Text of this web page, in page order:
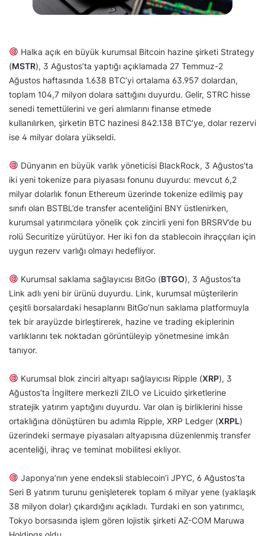
Halka açık en büyük kurumsal Bitcoin hazine şirketi Strategy
(MSTR), 3 Ağustos’ta yaptığı açıklamada 27 Temmuz-2
Ağustos haftasında 1.638 BTC’yi ortalama 63.957 dolardan,
toplam 104,7 milyon dolara sattığını duyurdu. Gelir, STRC hisse
senedi temettülerini ve geri alımlarını finanse etmede
kullanılırken, şirketin BTC hazinesi 842.138 BTC’ye, dolar rezervi
ise 4 milyar dolara yükseldi.
Dünyanın en büyük varlık yöneticisi BlackRock, 3 Ağustos’ta
iki yeni tokenize para piyasası fonunu duyurdu: mevcut 6,2
milyar dolarlık fonun Ethereum üzerinde tokenize edilmiş pay
sınıfı olan BSTBL’de transfer acenteliğini BNY üstlenirken,
kurumsal yatırımcılara yönelik çok zincirli yeni fon BRSRV’de bu
rolü Securitize yürütüyor. Her iki fon da stablecoin ihraççıları için
uygun rezerv varlığı olmayı hedefliyor.
Kurumsal saklama sağlayıcısı BitGo (BTGO), 3 Ağustos’ta
Link adlı yeni bir ürünü duyurdu. Link, kurumsal müşterilerin
çeşitli borsalardaki hesaplarını BitGo’nun saklama platformuyla
tek bir arayüzde birleştirerek, hazine ve trading ekiplerinin
varlıklarını tek noktadan görüntüleyip yönetmesine imkân
tanıyor.
Kurumsal blok zinciri altyapı sağlayıcısı Ripple (XRP), 3
Ağustos’ta İngiltere merkezli ZILO ve Licuido şirketlerine
stratejik yatırım yaptığını duyurdu. Var olan iş birliklerini hisse
ortaklığına dönüştüren bu adımla Ripple, XRP Ledger (XRPL)
üzerindeki sermaye piyasaları altyapısına düzenlenmiş transfer
acenteliği, ihraç ve teminat mobilitesi ekliyor.
Japonya’nın yene endeksli stablecoin’i JPYC, 6 Ağustos’ta
Seri B yatırım turunu genişleterek toplam 6 milyar yene (yaklaşık
38 milyon dolar) çıkardığını açıkladı. Turdaki en son yatırımcı,
Tokyo borsasında işlem gören lojistik şirketi AZ-COM Maruwa